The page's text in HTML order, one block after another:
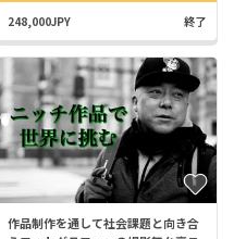
248,000JPY 終了
作品制作を通して社会課題と向き合